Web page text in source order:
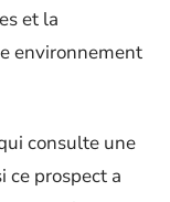
et la
environnement
consulte une
ce prospect a